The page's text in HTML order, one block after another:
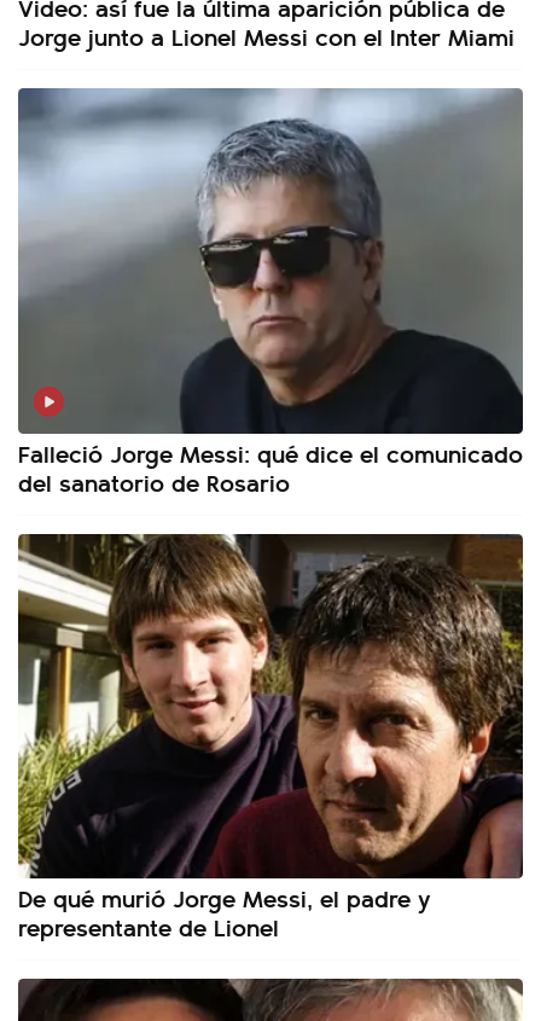
Video: así fue la última aparición pública de
Jorge junto a Lionel Messi con el Inter Miami
Falleció Jorge Messi: qué dice el comunicado
del sanatorio de Rosario
De qué murió Jorge Messi, el padre y
representante de Lionel